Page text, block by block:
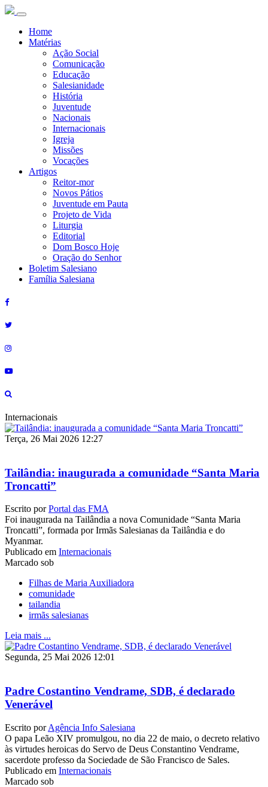
Home
Matérias
Ação Social
Comunicação
Educação
Salesianidade
História
Juventude
Nacionais
Internacionais
Igreja
Missões
Vocações
Artigos
Reitor-mor
Novos Pátios
Juventude em Pauta
Projeto de Vida
Liturgia
Editorial
Dom Bosco Hoje
Oração do Senhor
Boletim Salesiano
Família Salesiana
Internacionais
Terça, 26 Mai 2026 12:27
Tailândia: inaugurada a comunidade “Santa Maria
Troncatti”
Escrito porPortal das FMA
Foi inaugurada na Tailândia a nova Comunidade “Santa Maria
Troncatti”, formada por Irmãs Salesianas da Tailândia e do
Myanmar.
Publicado em Internacionais
Marcado sob
Filhas de Maria Auxiliadora
comunidade
tailandia
irmãs salesianas
Leia mais ...
Segunda, 25 Mai 2026 12:01
Padre Costantino Vendrame, SDB, é declarado
Venerável
Escrito porAgência Info Salesiana
O papa Leão XIV promulgou, no dia 22 de maio, o decreto relativo
às virtudes heroicas do Servo de Deus Constantino Vendrame,
sacerdote professo da Sociedade de São Francisco de Sales.
Publicado em Internacionais
Marcado sob